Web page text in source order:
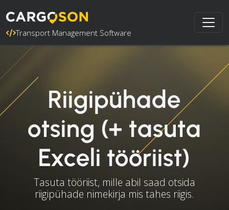
Transport Management Software
Riigipühade
otsing (+ tasuta
Exceli tööriist)
Tasuta tööriist, mille abil saad otsida
riigipühade nimekirja mis tahes riigis.